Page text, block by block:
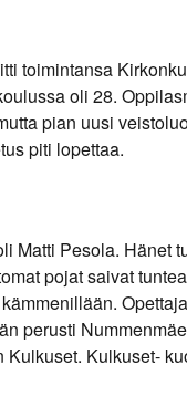
toimintansa
oli 28.
pian uusi
piti lopettaa.
Matti Pesola. Hänet
pojat saivat
perusti
Kulkuset-